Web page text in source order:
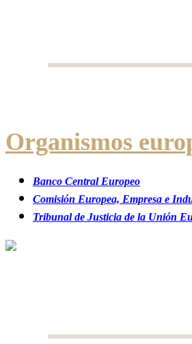
Organismos
Banco Central Europeo
Comisión Europea, Empresa e
Tribunal de Justicia de la Unión